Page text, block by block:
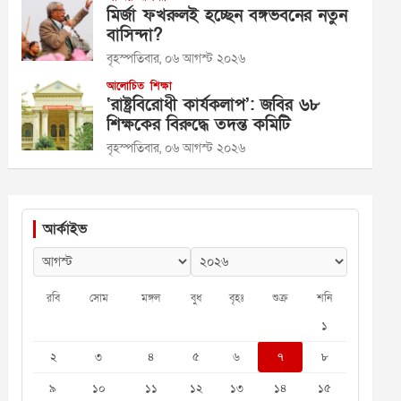
মির্জা ফখরুলই হচ্ছেন বঙ্গভবনের নতুন
বাসিন্দা?
বৃহস্পতিবার, ০৬ আগস্ট ২০২৬
আলোচিত শিক্ষা
‘রাষ্ট্রবিরোধী কার্যকলাপ’: জবির ৬৮
শিক্ষকের বিরুদ্ধে তদন্ত কমিটি
বৃহস্পতিবার, ০৬ আগস্ট ২০২৬
আর্কাইভ
রবি সোম মঙ্গল বুধ বৃহঃ শুক্র শনি
১
২
৩ ৪ ৫ ৬ ৭
৮
৯
১০ ১১ ১২ ১৩ ১৪ ১৫